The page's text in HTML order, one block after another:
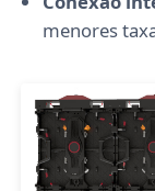
Tela da tela
menores